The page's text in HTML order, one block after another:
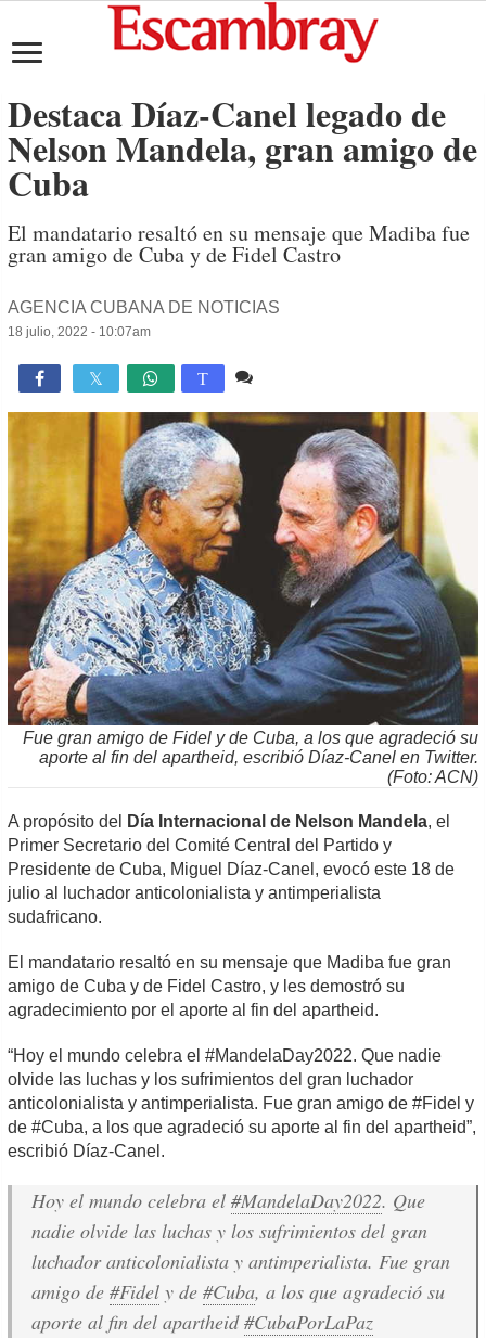
Destaca Díaz-Canel legado de
Nelson Mandela, gran amigo de
Cuba
El mandatario resaltó en su mensaje que Madiba fue
gran amigo de Cuba y de Fidel Castro
AGENCIA CUBANA DE NOTICIAS
18 julio, 2022 - 10:07am
 T
Fue gran amigo de Fidel y de Cuba, a los que agradeció su
aporte al fin del apartheid, escribió Díaz-Canel en Twitter.
(Foto: ACN)
A propósito del Día Internacional de Nelson Mandela, el
Primer Secretario del Comité Central del Partido y
Presidente de Cuba, Miguel Díaz-Canel, evocó este 18 de
julio al luchador anticolonialista y antimperialista
sudafricano.
El mandatario resaltó en su mensaje que Madiba fue gran
amigo de Cuba y de Fidel Castro, y les demostró su
agradecimiento por el aporte al fin del apartheid.
“Hoy el mundo celebra el #MandelaDay2022. Que nadie
olvide las luchas y los sufrimientos del gran luchador
anticolonialista y antimperialista. Fue gran amigo de #Fidel y
de #Cuba, a los que agradeció su aporte al fin del apartheid”,
escribió Díaz-Canel.
Hoy el mundo celebra el#MandelaDay2022. Que
nadie olvide las luchas y los sufrimientos del gran
luchador anticolonialista y antimperialista. Fue gran
amigo de#Fidel y de#Cuba, a los que agradeció su
aporte al fin del apartheid#CubaPorLaPaz